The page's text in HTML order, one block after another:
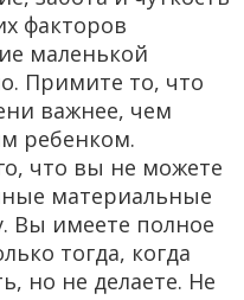
факторов
маленькой
Примите то, что
важнее, чем
ребенком.
что вы не можете
материальные
Вы имеете полное
тогда, когда
но не делаете. Не